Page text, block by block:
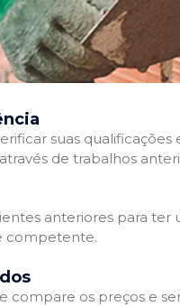
suas
de trabalhos
anteriores para
competente.
compare os preços e